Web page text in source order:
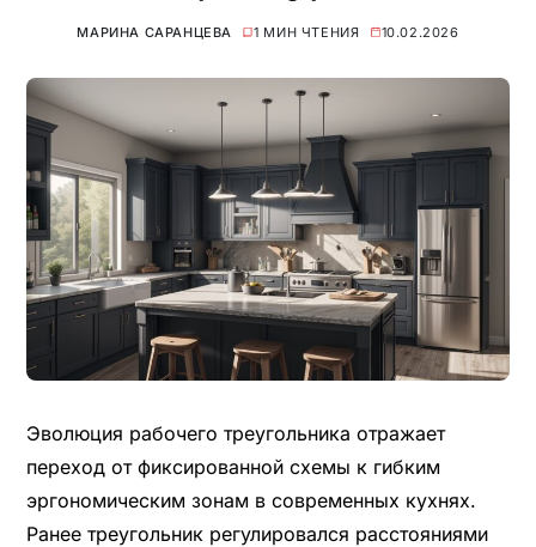
МАРИНА САРАНЦЕВА 1 МИН ЧТЕНИЯ 10.02.2026
Эволюция рабочего треугольника отражает
переход от фиксированной схемы к гибким
эргономическим зонам в современных кухнях.
Ранее треугольник регулировался расстояниями